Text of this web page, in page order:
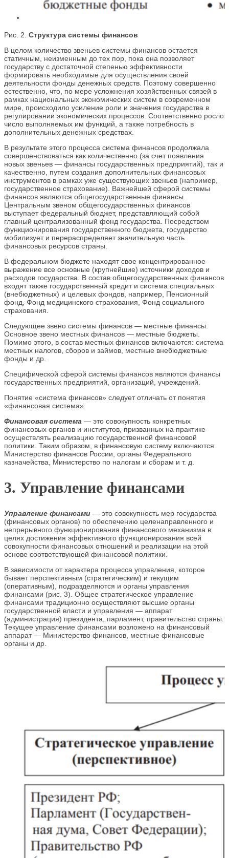
Рис. 2. Структура системы финансов
В целом количество звеньев системы финансов остается
статичным, неизменным до тех пор, пока она позволяет
государству с достаточной степенью эффективности
формировать необходимые для осуществления своей
деятельности фонды денежных средств. Поэтому совершенно
естественно, что, по мере усложнения хозяйственных связей в
рамках национальных экономических систем в современном
мире, происходило усиление роли и значения государства в
регулировании экономических процессов. Соответственно росло
число выполняемых им функций, а также потребность в
дополнительных денежных средствах.
В результате этого процесса система финансов продолжала
совершенствоваться как количественно (за счет появления
новых звеньев — финансы государственных предприятий), так и
качественно, путем создания дополнительных финансовых
инструментов в рамках уже существующих звеньев (например,
государственное страхование). Важнейшей сферой системы
финансов являются общегосударственные финансы.
Центральным звеном общегосударственных финансов
выступает федеральный бюджет, представляющий собой
главный централизованный фонд государства. Посредством
функционирования государственного бюджета, государство
мобилизует и перераспределяет значительную часть
финансовых ресурсов страны.
В федеральном бюджете находят свое концентрированное
выражение все основные (крупнейшие) источники доходов и
расходов государства. В состав общегосударственных финансов
входят также государственный кредит и система специальных
(внебюджетных) и целевых фондов, например, Пенсионный
фонд, Фонд медицинского страхования, Фонд социального
страхования.
Следующее звено системы финансов — местные финансы.
Основное звено местных финансов — местные бюджеты.
Помимо этого, в состав местных финансов включаются: система
местных налогов, сборов и займов, местные внебюджетные
фонды и др.
Специфической сферой системы финансов являются финансы
государственных предприятий, организаций, учреждений.
Понятие «система финансов» следует отличать от понятия
«финансовая система».
Финансовая система — это совокупность конкретных
финансовых органов и институтов, призванных на практике
осуществлять реализацию государственной финансовой
политики. Таким образом, в финансовую систему включаются
Министерство финансов России, органы Федерального
казначейства, Министерство по налогам и сборам и т. д.
3. Управление финансами
Управление финансами — это совокупность мер государства
(финансовых органов) по обеспечению целенаправленного и
непрерывного функционирования финансового механизма в
целях достижения эффективного функционирования всей
совокупности финансовых отношений и реализации на этой
основе соответствующей финансовой политики.
В зависимости от характера процесса управления, которое
бывает перспективным (стратегическим) и текущим
(оперативным), подразделяются и органы управления
финансами (рис. 3). Общее стратегическое управление
финансами традиционно осуществляют высшие органы
государственной власти и управления — аппарат
(администрация) президента, парламент, правительство страны.
Текущее управление финансами возложено на финансовый
аппарат — Министерство финансов, местные финансовые
органы и др.